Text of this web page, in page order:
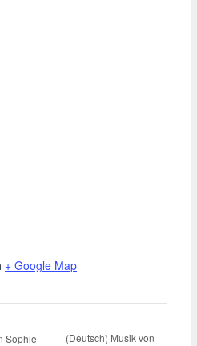
+ Google Map
Sophie
(Deutsch) Musik von